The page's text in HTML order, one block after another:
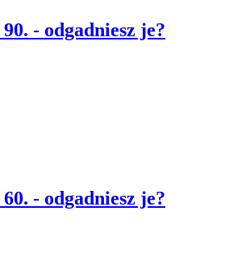
- odgadniesz je?
- odgadniesz je?